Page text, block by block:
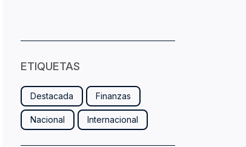
ETIQUETAS
Destacada Finanzas
Nacional Internacional